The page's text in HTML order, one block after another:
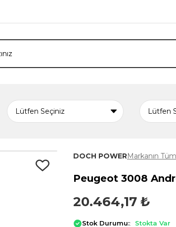
DOCH POWERMarkanın
Peugeot 3008
20.464,17 ₺
Stok Durumu: Stokta Var